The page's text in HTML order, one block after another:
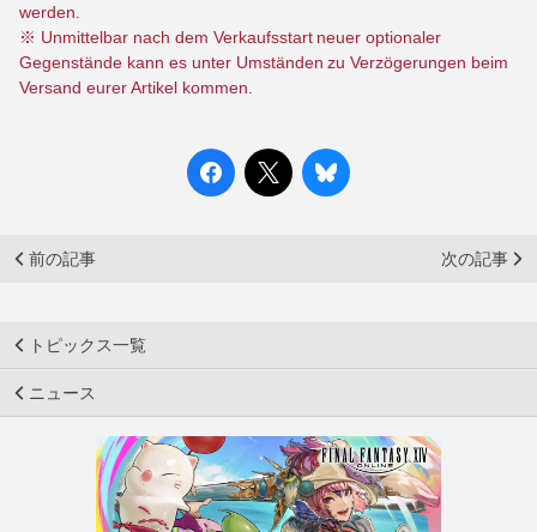
werden.
※ Unmittelbar nach dem Verkaufsstart neuer optionaler
Gegenstände kann es unter Umständen zu Verzögerungen beim
Versand eurer Artikel kommen.
前の記事 次の記事
トピックス一覧
ニュース